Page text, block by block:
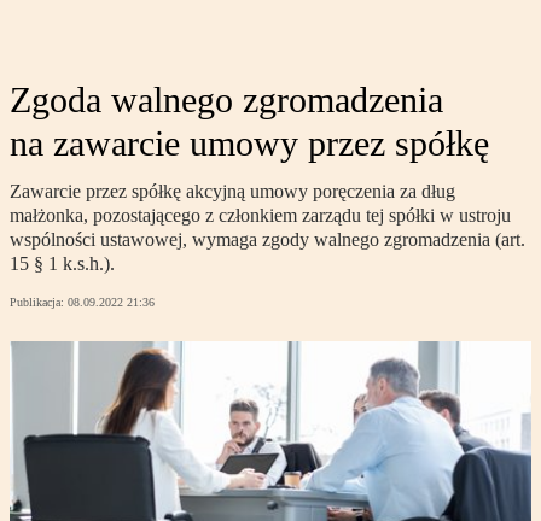
Zgoda walnego zgromadzenia
na zawarcie umowy przez spółkę
Zawarcie przez spółkę akcyjną umowy poręczenia za dług
małżonka, pozostającego z członkiem zarządu tej spółki w ustroju
wspólności ustawowej, wymaga zgody walnego zgromadzenia (art.
15 § 1 k.s.h.).
Publikacja: 08.09.2022 21:36